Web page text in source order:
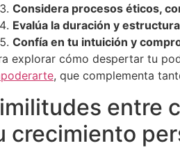
Considera procesos éticos,
Evalúa la duración y
Confía en tu intuición y
explorar cómo despertar tu
, que complementa
entre
crecimiento